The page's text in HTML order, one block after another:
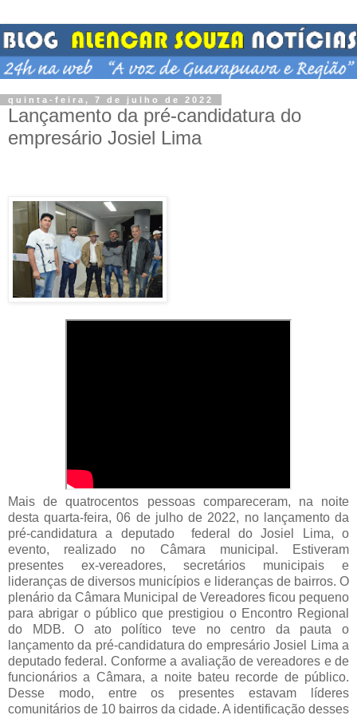
quinta-feira, 7 de julho de 2022
Lançamento da pré-candidatura do
empresário Josiel Lima
Mais de quatrocentos pessoas compareceram, na noite
desta quarta-feira, 06 de julho de 2022, no lançamento da
pré-candidatura a deputado federal do Josiel Lima, o
evento, realizado no Câmara municipal. Estiveram
presentes ex-vereadores, secretários municipais e
lideranças de diversos municípios e lideranças de bairros. O
plenário da Câmara Municipal de Vereadores ficou pequeno
para abrigar o público que prestigiou o Encontro Regional
do MDB. O ato político teve no centro da pauta o
lançamento da pré-candidatura do empresário Josiel Lima a
deputado federal. Conforme a avaliação de vereadores e de
funcionários a Câmara, a noite bateu recorde de público.
Desse modo, entre os presentes estavam líderes
comunitários de 10 bairros da cidade. A identificação desses